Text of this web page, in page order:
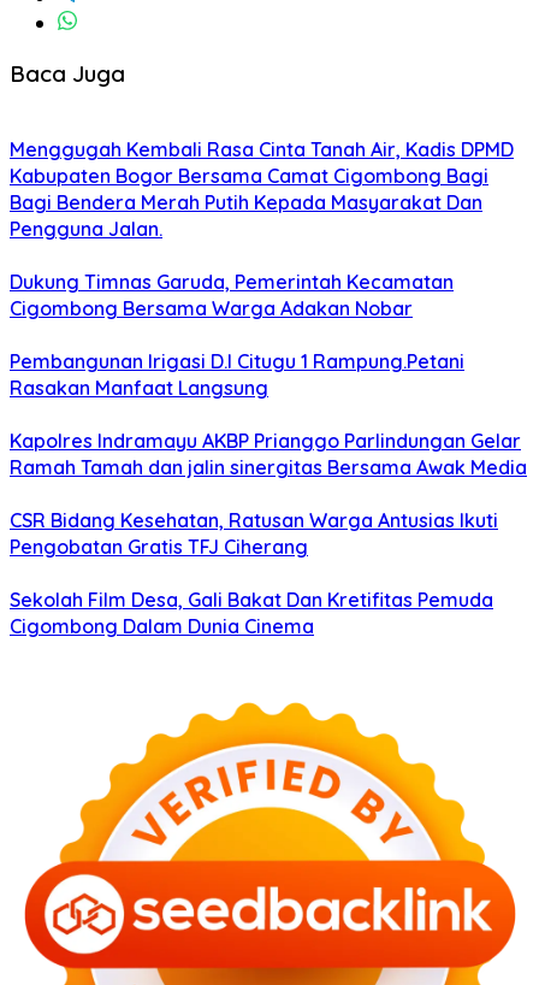
Baca Juga
Menggugah Kembali Rasa Cinta Tanah Air, Kadis DPMD
Kabupaten Bogor Bersama Camat Cigombong Bagi
Bagi Bendera Merah Putih Kepada Masyarakat Dan
Pengguna Jalan.
Dukung Timnas Garuda, Pemerintah Kecamatan
Cigombong Bersama Warga Adakan Nobar
Pembangunan Irigasi D.I Citugu 1 Rampung.Petani
Rasakan Manfaat Langsung
Kapolres Indramayu AKBP Prianggo Parlindungan Gelar
Ramah Tamah dan jalin sinergitas Bersama Awak Media
CSR Bidang Kesehatan, Ratusan Warga Antusias Ikuti
Pengobatan Gratis TFJ Ciherang
Sekolah Film Desa, Gali Bakat Dan Kretifitas Pemuda
Cigombong Dalam Dunia Cinema